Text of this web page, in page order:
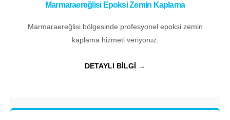
Marmaraereğlisi Epoksi Zemin Kaplama
Marmaraereğlisi bölgesinde profesyonel epoksi zemin
kaplama hizmeti veriyoruz.
DETAYLI BİLGİ →